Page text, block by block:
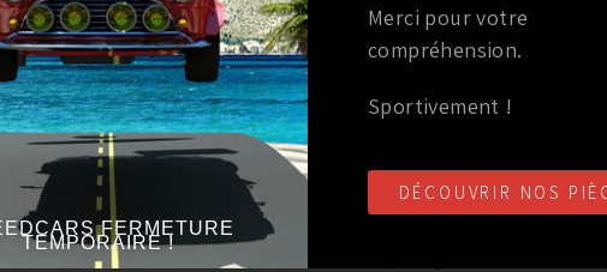
performance contrairement a beaucoup de fabricants. Le
rouleaux qui nous donne une vraie indication de
MILLTEK
FERMETURE
TEMPORAIRE !
Merci pour votre
compréhension.
Sportivement !
DÉCOUVRIR NOS